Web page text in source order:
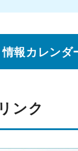
報カレンダ
ンク